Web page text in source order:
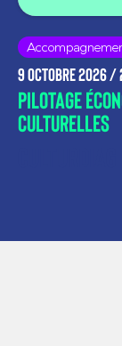
9 octobre 2026 /
pilotage
culturelles